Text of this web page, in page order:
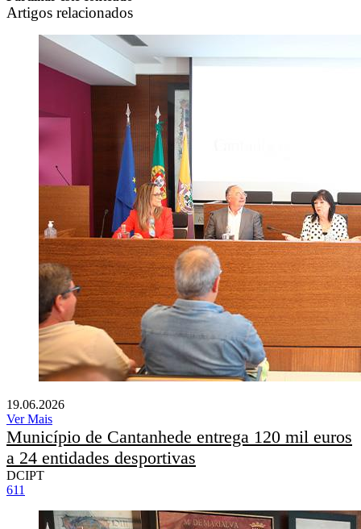
Artigos relacionados
19.06.2026
Ver Mais
Município de Cantanhede entrega 120 mil euros
a 24 entidades desportivas
DCIPT
611